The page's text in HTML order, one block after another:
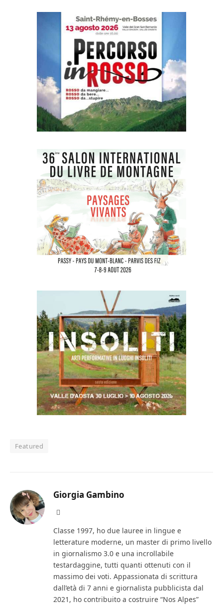
Featured
Giorgia Gambino
Classe 1997, ho due lauree in lingue e
letterature moderne, un master di primo livello
in giornalismo 3.0 e una incrollabile
testardaggine, tutti quanti ottenuti con il
massimo dei voti. Appassionata di scrittura
dall’età di 7 anni e giornalista pubblicista dal
2021, ho contribuito a costruire “Nos Alpes”